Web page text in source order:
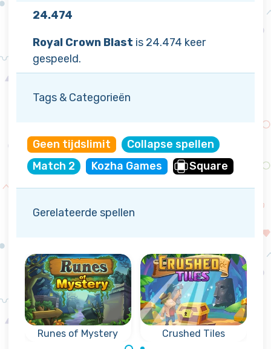
24.474
Royal Crown Blast is 24.474 keer
gespeeld.
Tags & Categorieën
Geen tijdslimit
Collapse spellen
Match 2
Kozha Games Square
Gerelateerde spellen
Runes of Mystery Crushed Tiles